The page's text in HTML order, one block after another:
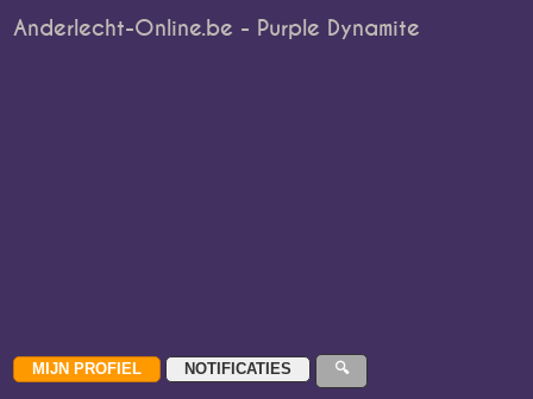
Anderlecht-Online.be - Purple Dynamite